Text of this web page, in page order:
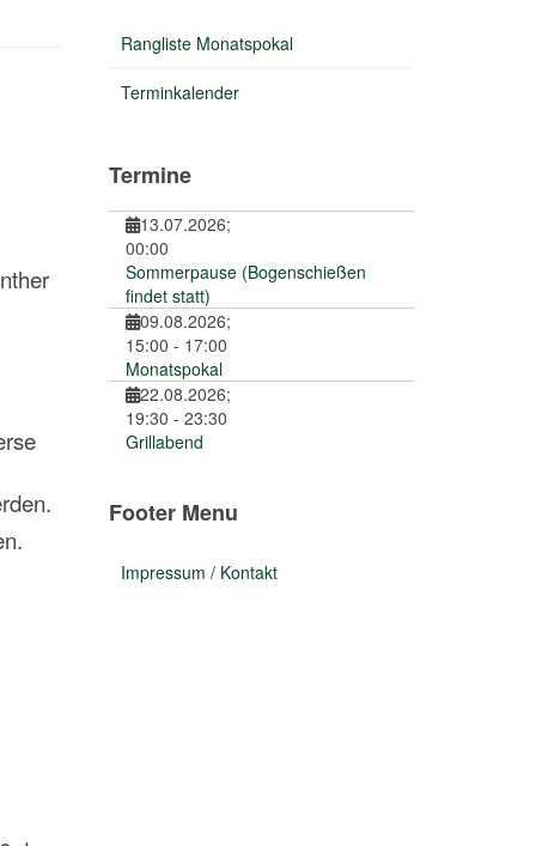
Rangliste Monatspokal
Terminkalender
Termine
13.07.2026;
00:00
Sommerpause (Bogenschießen
findet statt)
09.08.2026;
15:00 - 17:00
Monatspokal
22.08.2026;
19:30 - 23:30
Grillabend
Footer Menu
Impressum / Kontakt